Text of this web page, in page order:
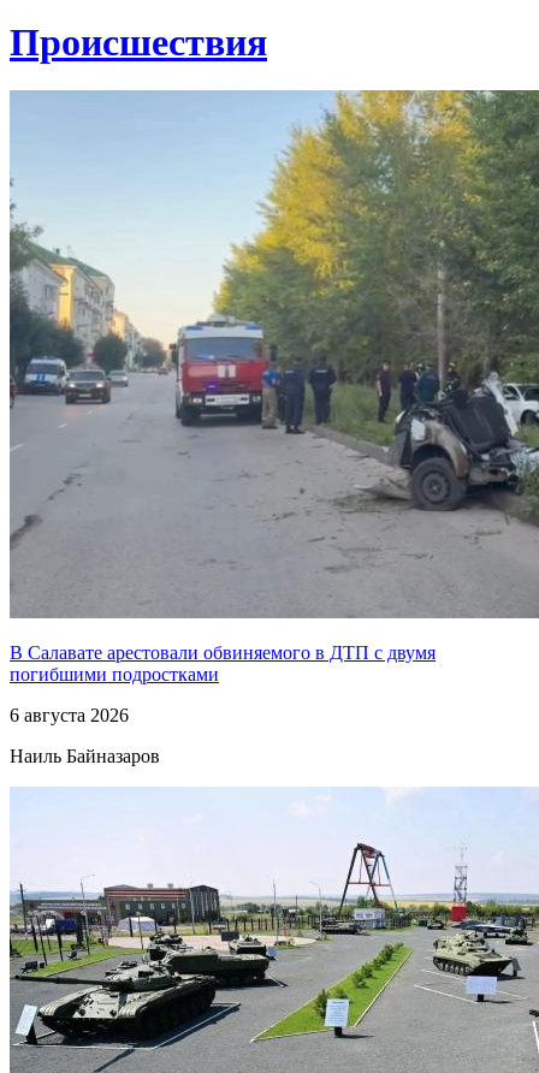
Проиcшествия
В Салавате арестовали обвиняемого в ДТП с двумя
погибшими подростками
6 августа 2026
Наиль Байназаров